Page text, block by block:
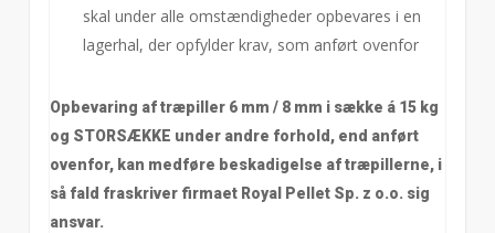
skal under alle omstændigheder opbevares i en
lagerhal, der opfylder krav, som anført ovenfor
Opbevaring af træpiller 6 mm / 8 mm i sække á 15 kg
og STORSÆKKE under andre forhold, end anført
ovenfor, kan medføre beskadigelse af træpillerne, i
så fald fraskriver firmaet Royal Pellet Sp. z o.o. sig
ansvar.